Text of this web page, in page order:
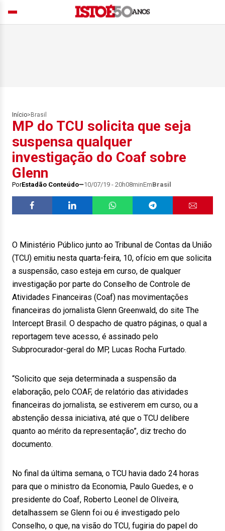
Início> Brasil
MP do TCU solicita que seja
suspensa qualquer
investigação do Coaf sobre
Glenn
PorEstadão Conteúdo 10/07/19 - 20h08minEmBrasil
O Ministério Público junto ao Tribunal de Contas da União
(TCU) emitiu nesta quarta-feira, 10, ofício em que solicita
a suspensão, caso esteja em curso, de qualquer
investigação por parte do Conselho de Controle de
Atividades Financeiras (Coaf) nas movimentações
financeiras do jornalista Glenn Greenwald, do site The
Intercept Brasil. O despacho de quatro páginas, o qual a
reportagem teve acesso, é assinado pelo
Subprocurador-geral do MP, Lucas Rocha Furtado.
“Solicito que seja determinada a suspensão da
elaboração, pelo COAF, de relatório das atividades
financeiras do jornalista, se estiverem em curso, ou a
abstenção dessa iniciativa, até que o TCU delibere
quanto ao mérito da representação”, diz trecho do
documento.
No final da última semana, o TCU havia dado 24 horas
para que o ministro da Economia, Paulo Guedes, e o
presidente do Coaf, Roberto Leonel de Oliveira,
detalhassem se Glenn foi ou é investigado pelo
Conselho, o que, na visão do TCU, fugiria do papel do